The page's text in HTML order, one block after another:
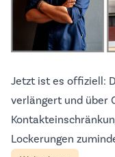
Jetzt ist es offiziell:
verlängert und über
Lockerungen